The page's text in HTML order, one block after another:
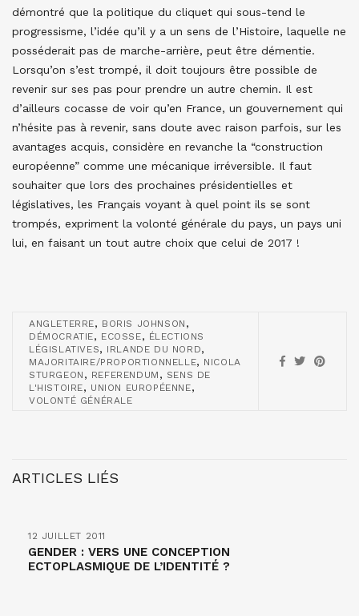
démontré que la politique du cliquet qui sous-tend le
progressisme, l’idée qu’il y a un sens de l’Histoire, laquelle ne
posséderait pas de marche-arrière, peut être démentie.
Lorsqu’on s’est trompé, il doit toujours être possible de
revenir sur ses pas pour prendre un autre chemin. Il est
d’ailleurs cocasse de voir qu’en France, un gouvernement qui
n’hésite pas à revenir, sans doute avec raison parfois, sur les
avantages acquis, considère en revanche la “construction
européenne” comme une mécanique irréversible. Il faut
souhaiter que lors des prochaines présidentielles et
législatives, les Français voyant à quel point ils se sont
trompés, expriment la volonté générale du pays, un pays uni
lui, en faisant un tout autre choix que celui de 2017 !
ANGLETERRE, BORIS JOHNSON ,
DÉMOCRATIE, ECOSSE, ÉLECTIONS
LÉGISLATIVES, IRLANDE DU NORD,
MAJORITAIRE/PROPORTIONNELLE, NICOLA
STURGEON , REFERENDUM , SENS DE
L'HISTOIRE, UNION EUROPÉENNE,
VOLONTÉ GÉNÉRALE
ARTICLES LIÉS
12 JUILLET 2011
GENDER : VERS UNE CONCEPTION
ECTOPLASMIQUE DE L’IDENTITÉ ?